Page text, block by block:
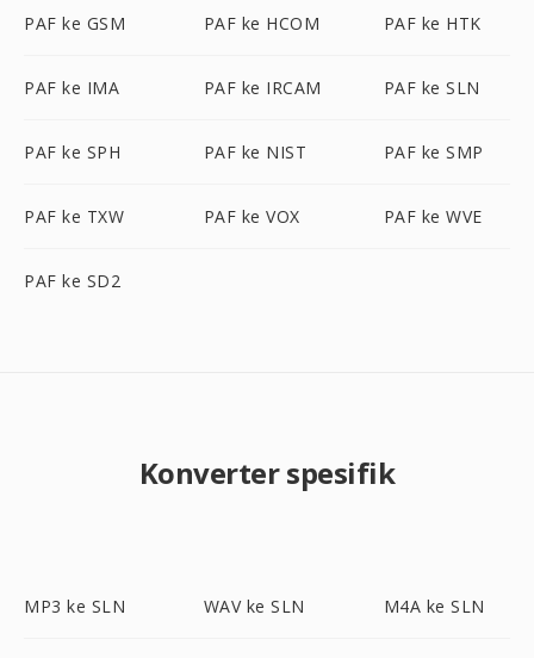
PAF ke GSM PAF ke HCOM PAF ke HTK
PAF ke IMA PAF ke IRCAM PAF ke SLN
PAF ke SPH PAF ke NIST PAF ke SMP
PAF ke TXW PAF ke VOX PAF ke WVE
PAF ke SD2
Konverter spesifik
MP3 ke SLN WAV ke SLN M4A ke SLN